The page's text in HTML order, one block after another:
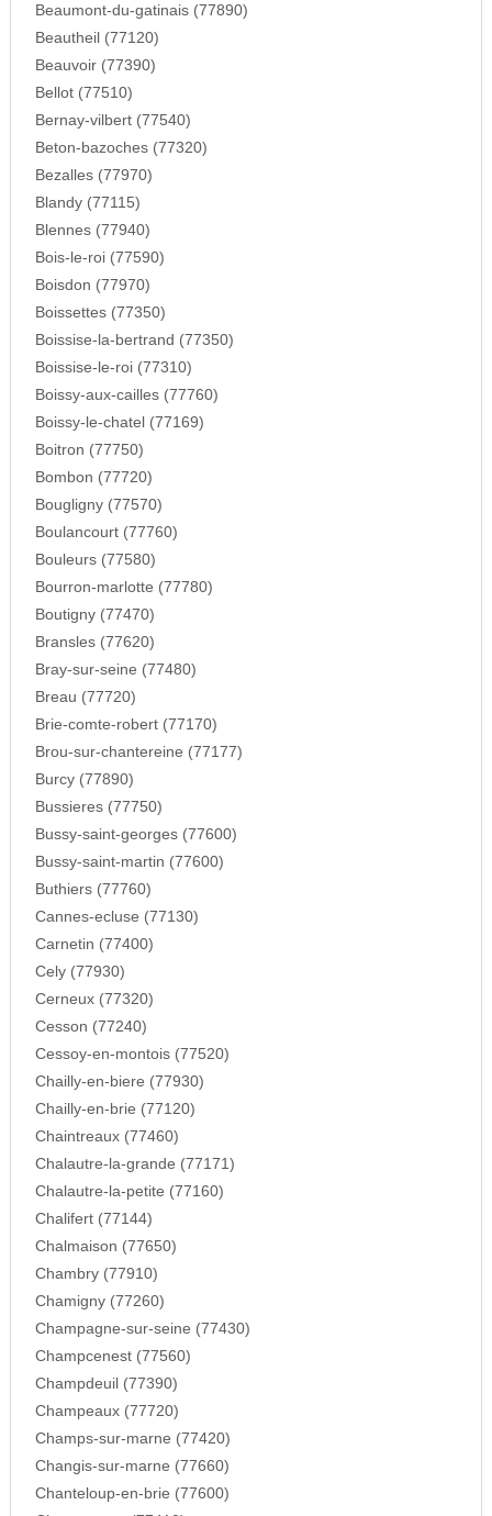
Beaumont-du-gatinais (77890)
Beautheil (77120)
Beauvoir (77390)
Bellot (77510)
Bernay-vilbert (77540)
Beton-bazoches (77320)
Bezalles (77970)
Blandy (77115)
Blennes (77940)
Bois-le-roi (77590)
Boisdon (77970)
Boissettes (77350)
Boissise-la-bertrand (77350)
Boissise-le-roi (77310)
Boissy-aux-cailles (77760)
Boissy-le-chatel (77169)
Boitron (77750)
Bombon (77720)
Bougligny (77570)
Boulancourt (77760)
Bouleurs (77580)
Bourron-marlotte (77780)
Boutigny (77470)
Bransles (77620)
Bray-sur-seine (77480)
Breau (77720)
Brie-comte-robert (77170)
Brou-sur-chantereine (77177)
Burcy (77890)
Bussieres (77750)
Bussy-saint-georges (77600)
Bussy-saint-martin (77600)
Buthiers (77760)
Cannes-ecluse (77130)
Carnetin (77400)
Cely (77930)
Cerneux (77320)
Cesson (77240)
Cessoy-en-montois (77520)
Chailly-en-biere (77930)
Chailly-en-brie (77120)
Chaintreaux (77460)
Chalautre-la-grande (77171)
Chalautre-la-petite (77160)
Chalifert (77144)
Chalmaison (77650)
Chambry (77910)
Chamigny (77260)
Champagne-sur-seine (77430)
Champcenest (77560)
Champdeuil (77390)
Champeaux (77720)
Champs-sur-marne (77420)
Changis-sur-marne (77660)
Chanteloup-en-brie (77600)